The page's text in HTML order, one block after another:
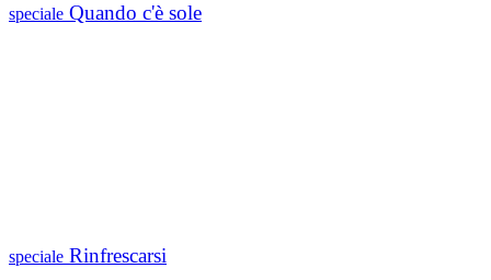
speciale Quando c'è sole
speciale Rinfrescarsi